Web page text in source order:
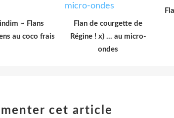
~ Flans
au coco frais
Flan de courgette de
Régine ! x) ... au micro-
ondes
cet article